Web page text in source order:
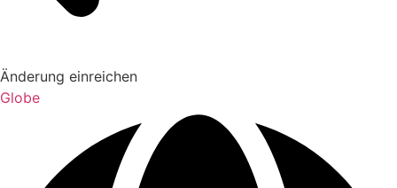
Änderung einreichen
Globe